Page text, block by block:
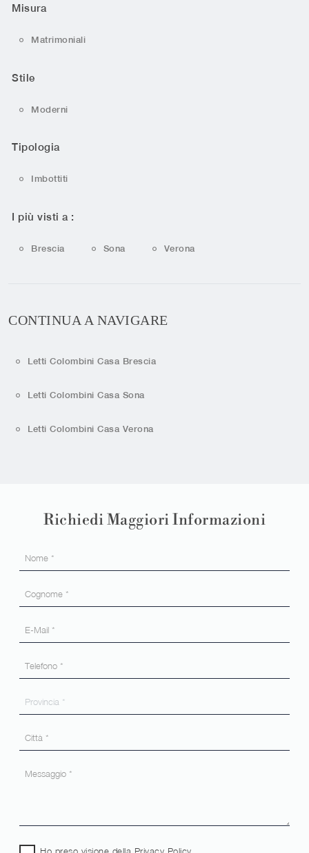
Misura
Matrimoniali
Stile
Moderni
Tipologia
Imbottiti
I più visti a :
Brescia Sona Verona
CONTINUA A NAVIGARE
Letti Colombini Casa Brescia
Letti Colombini Casa Sona
Letti Colombini Casa Verona
Richiedi Maggiori Informazioni